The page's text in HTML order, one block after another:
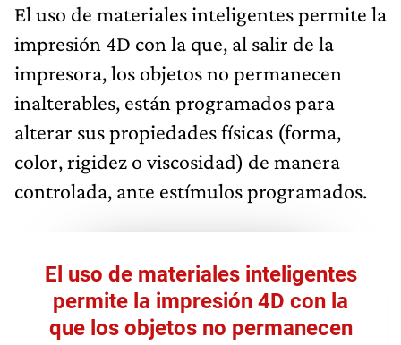
El uso de materiales inteligentes permite la
impresión 4D con la que, al salir de la
impresora, los objetos no permanecen
inalterables, están programados para
alterar sus propiedades físicas (forma,
color, rigidez o viscosidad) de manera
controlada, ante estímulos programados.
El uso de materiales inteligentes
permite la impresión 4D con la
que los objetos no permanecen